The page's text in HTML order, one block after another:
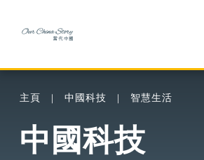
主頁 中國科技 智慧生活
中國科技